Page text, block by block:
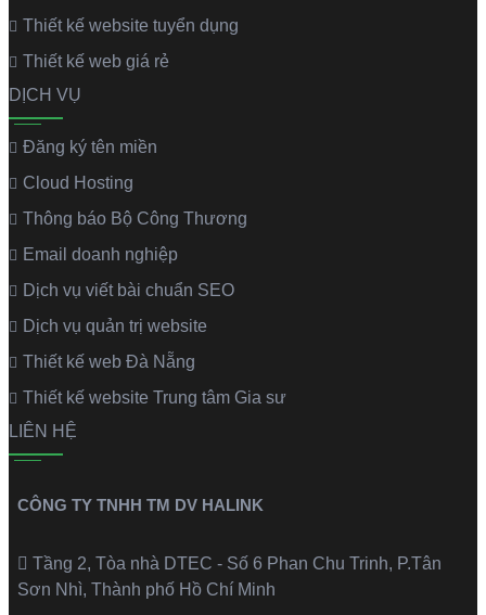
Thiết kế website tuyển dụng
Thiết kế web giá rẻ
DỊCH VỤ
Đăng ký tên miền
Cloud Hosting
Thông báo Bộ Công Thương
Email doanh nghiệp
Dịch vụ viết bài chuẩn SEO
Dịch vụ quản trị website
Thiết kế web Đà Nẵng
Thiết kế website Trung tâm Gia sư
LIÊN HỆ
CÔNG TY TNHH TM DV HALINK
Tầng 2, Tòa nhà DTEC - Số 6 Phan Chu Trinh, P.Tân
Sơn Nhì, Thành phố Hồ Chí Minh